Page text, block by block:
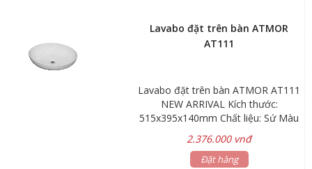
Lavabo đặt trên bàn ATMOR
AT111
Lavabo đặt trên bàn ATMOR AT111
NEW ARRIVAL Kích thước:
515x395x140mm Chất liệu: Sứ Màu
gồm vòi nước và bộ xả Bảo hành:
Men sứ 3 năm, phụ kiện 1 năm
2.376.000 vnđ
Đặt hàng